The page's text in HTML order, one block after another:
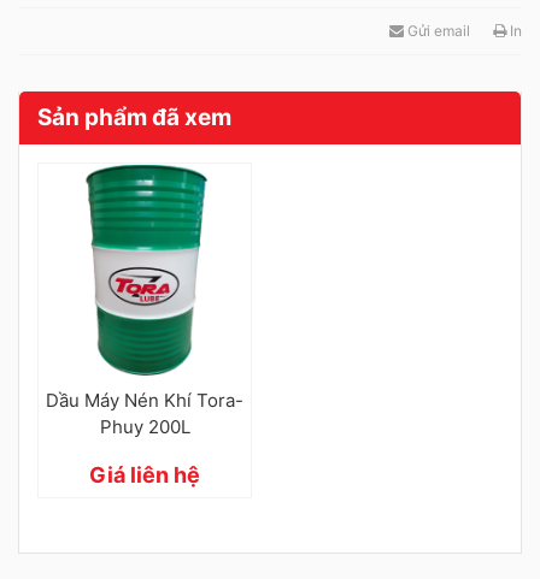
Gửi email In
Sản phẩm đã xem
Dầu Máy Nén Khí Tora-
Phuy 200L
Giá liên hệ